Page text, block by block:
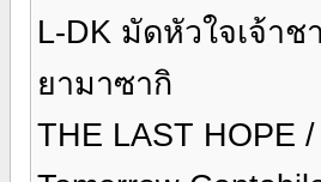
L-DK มัดหัวใจเจ้า
ยามาซากิ
THE LAST